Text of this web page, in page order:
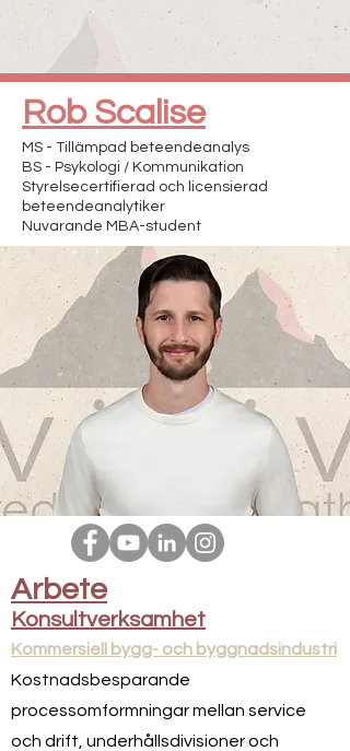
Rob Scalise
MS - Tillämpad beteendeanalys
BS - Psykologi / Kommunikation
Styrelsecertifierad och licensierad
beteendeanalytiker
Nuvarande MBA-student
Arbete
Konsultverksamhet
Kommersiell bygg- och byggnadsindustri
Kostnadsbesparande
processomformningar mellan service
och drift, underhållsdivisioner och